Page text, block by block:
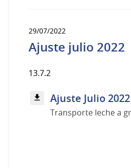
29/07/2022
Ajuste julio 2022
13.7.2
Ajuste Julio
Transporte leche a